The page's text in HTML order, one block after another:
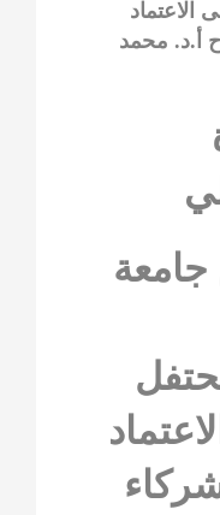
الاعتماد
أ.د. محمد